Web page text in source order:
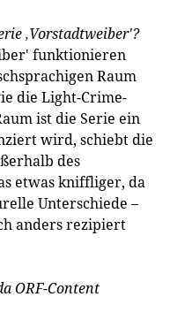
‚Vorstadtweiber'?
funktionieren
Raum
die Light-Crime-
ist die Serie ein
wird, schiebt die
des
etwas kniffliger, da
Unterschiede –
­anders rezipiert
ORF-Content